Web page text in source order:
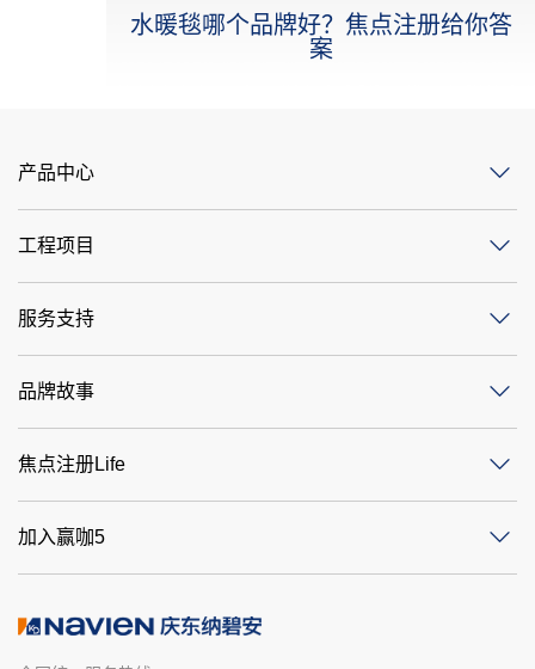
水暖毯哪个品牌好？焦点注册给你答
案
产品中心
工程项目
服务支持
品牌故事
焦点注册Life
加入赢咖5